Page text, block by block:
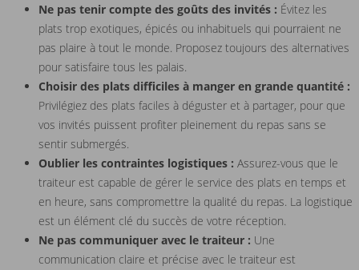
Ne pas tenir compte des goûts des invités : Évitez les
plats trop exotiques, épicés ou inhabituels qui pourraient ne
pas plaire à tout le monde. Proposez toujours des alternatives
pour satisfaire tous les palais.
Choisir des plats difficiles à manger en grande quantité :
Privilégiez des plats faciles à déguster et à partager, pour que
vos invités puissent profiter pleinement du repas sans se
sentir submergés.
Oublier les contraintes logistiques : Assurez-vous que le
traiteur est capable de gérer le service des plats en temps et
en heure, sans compromettre la qualité du repas. La logistique
est un élément clé du succès de votre réception.
Ne pas communiquer avec le traiteur : Une
communication claire et précise avec le traiteur est